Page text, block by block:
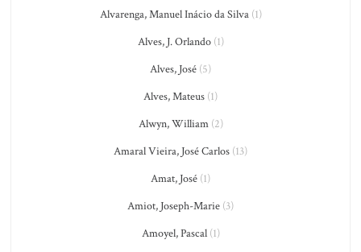
Alvarenga, Manuel Inácio da Silva(1)
Alves, J. Orlando(1)
Alves, José (5)
Alves, Mateus (1)
Alwyn, William(2)
Amaral Vieira, José Carlos (13)
Amat, José (1)
Amiot, Joseph-Marie (3)
Amoyel, Pascal(1)